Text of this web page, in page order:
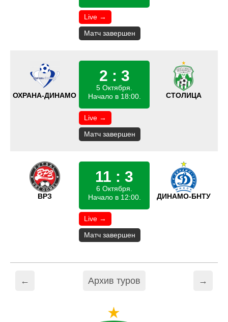
Live →
Матч завершен
ОХРАНА-ДИНАМО
2 : 3
5 Октября.
Начало в 18:00.
Live →
Матч завершен
СТОЛИЦА
ВРЗ
11 : 3
6 Октября.
Начало в 12:00.
Live →
Матч завершен
ДИНАМО-БНТУ
← Архив туров →